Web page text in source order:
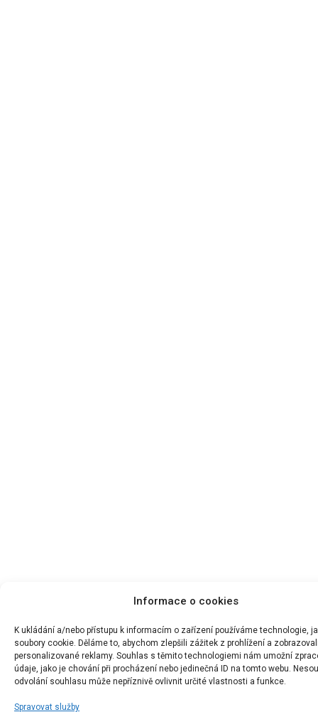
Informace o cookies
K ukládání a/nebo přístupu k informacím o zařízení používáme technologie,
soubory cookie. Děláme to, abychom zlepšili zážitek z prohlížení a
personalizované reklamy. Souhlas s těmito technologiemi nám umožní
údaje, jako je chování při procházení nebo jedinečná ID na tomto webu.
odvolání souhlasu může nepříznivě ovlivnit určité vlastnosti a funkce.
Spravovat služby